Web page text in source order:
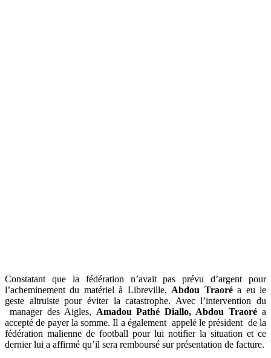
Constatant que la fédération n’avait pas prévu d’argent pour
l’acheminement du matériel à Libreville, Abdou Traoréa eu le
geste altruiste pour éviter la catastrophe. Avec l’intervention du
manager des Aigles, Amadou Pathé Diallo, Abdou Traoré a
accepté de payer la somme. Il a également appelé le président de la
fédération malienne de football pour lui notifier la situation et ce
dernier lui a affirmé qu’il sera remboursé sur présentation de facture.